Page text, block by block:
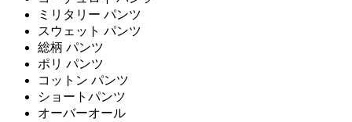
ミリタリー パンツ
スウェット パンツ
総柄 パンツ
ポリ パンツ
コットン パンツ
ショートパンツ
オーバーオール